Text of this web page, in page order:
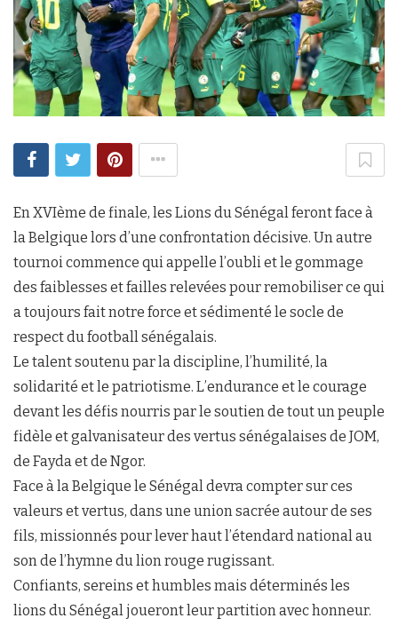
En XVIème de finale, les Lions du Sénégal feront face à
la Belgique lors d’une confrontation décisive. Un autre
tournoi commence qui appelle l’oubli et le gommage
des faiblesses et failles relevées pour remobiliser ce qui
a toujours fait notre force et sédimenté le socle de
respect du football sénégalais.
Le talent soutenu par la discipline, l’humilité, la
solidarité et le patriotisme. L’endurance et le courage
devant les défis nourris par le soutien de tout un peuple
fidèle et galvanisateur des vertus sénégalaises de JOM,
de Fayda et de Ngor.
Face à la Belgique le Sénégal devra compter sur ces
valeurs et vertus, dans une union sacrée autour de ses
fils, missionnés pour lever haut l’étendard national au
son de l’hymne du lion rouge rugissant.
Confiants, sereins et humbles mais déterminés les
lions du Sénégal joueront leur partition avec honneur.